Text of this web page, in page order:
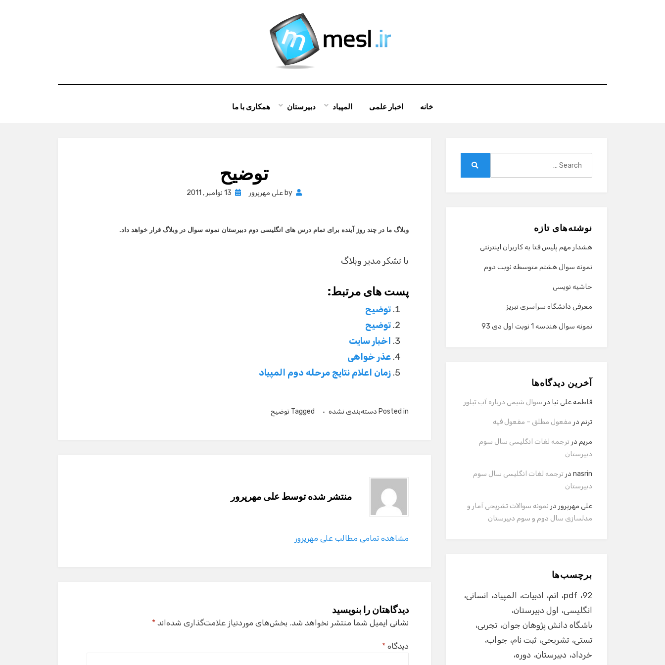
خانه اخبار علمی المپیاد دبیرستان همکاری با ما
توضیح
by علی مهرپرور
Posted
13 نوامبر , 2011
وبلاگ ما در چند روز آینده برای تمام درس های انگلیسی دوم دبیرستان نمونه سوال در وبلاگ قرار خواهد داد.
با تشکر مدیر وبلاگ
پست های مرتبط:
توضیح
توضیح
اخبار سایت
عذر خواهی
زمان اعلام نتایج مرحله دوم المپیاد
Posted in دسته‌بندی نشده Tagged توضیح
منتشر شده توسطعلی مهرپرور
مشاهده تمامی مطالب علی مهرپرور
دیدگاهتان را بنویسید
نشانی ایمیل شما منتشر نخواهد شد. بخش‌های موردنیاز علامت‌گذاری شده‌اند*
دیدگاه*
نوشته‌های تازه
هشدار مهم پلیس فتا به کاربران اینترنتی
نمونه سوال هشتم متوسطه نوبت دوم
حاشیه نویسی
معرفی دانشگاه سراسری تبریز
نمونه سوال هندسه 1 نوبت اول دی 93
آخرین دیدگاه‌ها
فاطمه علی نیا در سوال شیمی درباره آب تبلور
ترنم در مفعول مطلق – مفعول فیه
مریم در ترجمه لغات انگلیسی سال سوم
دبیرستان
nasrin در ترجمه لغات انگلیسی سال سوم
دبیرستان
علی مهرپرور در نمونه سوالات تشریحی آمار و
مدلسازی سال دوم و سوم دبیرستان
برچسب‌ها
92
pdf اتم ادبیات المپیاد
انسانی
انگلیسی
اول دبیرستان
باشگاه دانش پژوهان جوان تجربی
تستی تشریحی ثبت نام جواب
خرداد دبیرستان دوره